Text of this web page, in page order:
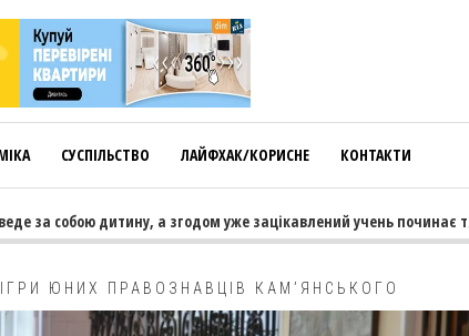
СУСПІЛЬСТВО ЛАЙФХАК/КОРИСНЕ КОНТАКТИ
собою дитину, а згодом уже зацікавлений учень починає
ЮНИХ ПРАВОЗНАВЦІВ КАМ’ЯНСЬКОГО